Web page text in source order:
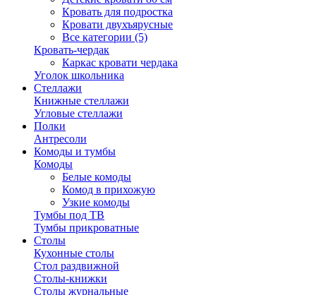
Кровать для подростка
Кровати двухъярусные
Все категории (5)
Кровать-чердак
Каркас кровати чердака
Уголок школьника
Стеллажи
Книжные стеллажи
Угловые стеллажи
Полки
Антресоли
Комоды и тумбы
Комоды
Белые комоды
Комод в прихожую
Узкие комоды
Тумбы под ТВ
Тумбы прикроватные
Столы
Кухонные столы
Стол раздвижной
Столы-книжки
Столы журнальные